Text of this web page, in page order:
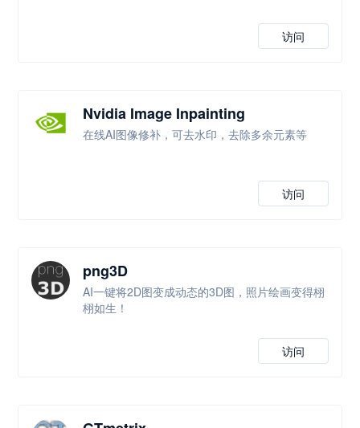
访问
Nvidia Image Inpainting
在线AI图像修补，可去水印，去除多余元素等
访问
png3D
AI一键将2D图变成动态的3D图，照片绘画变得栩
栩如生！
访问